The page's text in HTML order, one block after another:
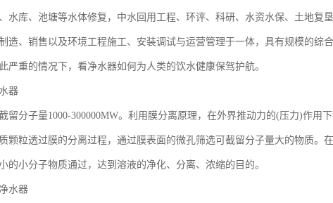
水库、池塘等水体修复，中水回用工程、环评、科研、水资水保、土地复
造、销售以及环境工程施工、安装调试与运营管理于一体，具有规模的综合
严重的情况下，看净水器如何为人类的饮水健康保驾护航。
器
留分子量1000-300000MW。利用膜分离原理，在外界推动力的(压力)作用
颗粒透过膜的分离过程，通过膜表面的微孔筛选可截留分子量大的物质。
的小分子物质通过，达到溶液的净化、分离、浓缩的目的。
水器